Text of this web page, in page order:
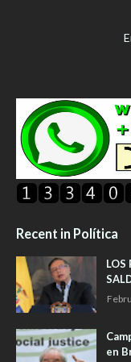
Recent in Política
LOS
en